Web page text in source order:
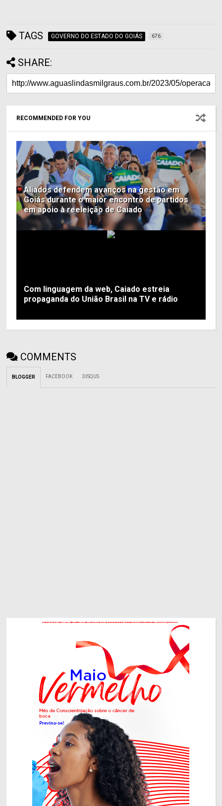
TAGS GOVERNO DO ESTADO DO GOIÁS 676
SHARE:
RECOMMENDED FOR YOU
Aliados defendem avanços na gestão em
Goiás durante o maior encontro de partidos
em apoio à reeleição de Caiado
Com linguagem da web, Caiado estreia
propaganda do União Brasil na TV e rádio
COMMENTS
BLOGGER FACEBOOK DISQUS